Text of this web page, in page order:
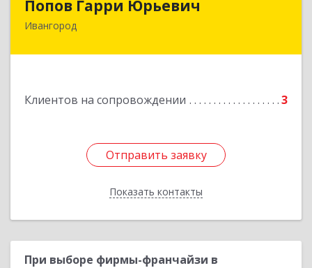
Попов Гарри Юрьевич
Ивангород
Клиентов на сопровождении 3
Отправить заявку
Показать контакты
Отправить заявку
Назад
При выборе фирмы-франчайзи в